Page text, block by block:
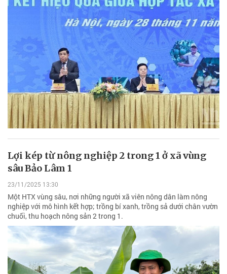
Lợi kép từ nông nghiệp 2 trong 1 ở xã vùng
sâu Bảo Lâm 1
23/11/2025 13:30
Một HTX vùng sâu, nơi những người xã viên nông dân làm nông
nghiệp với mô hình kết hợp; trồng bí xanh, trồng sả dưới chân vườn
chuối, thu hoạch nông sản 2 trong 1.